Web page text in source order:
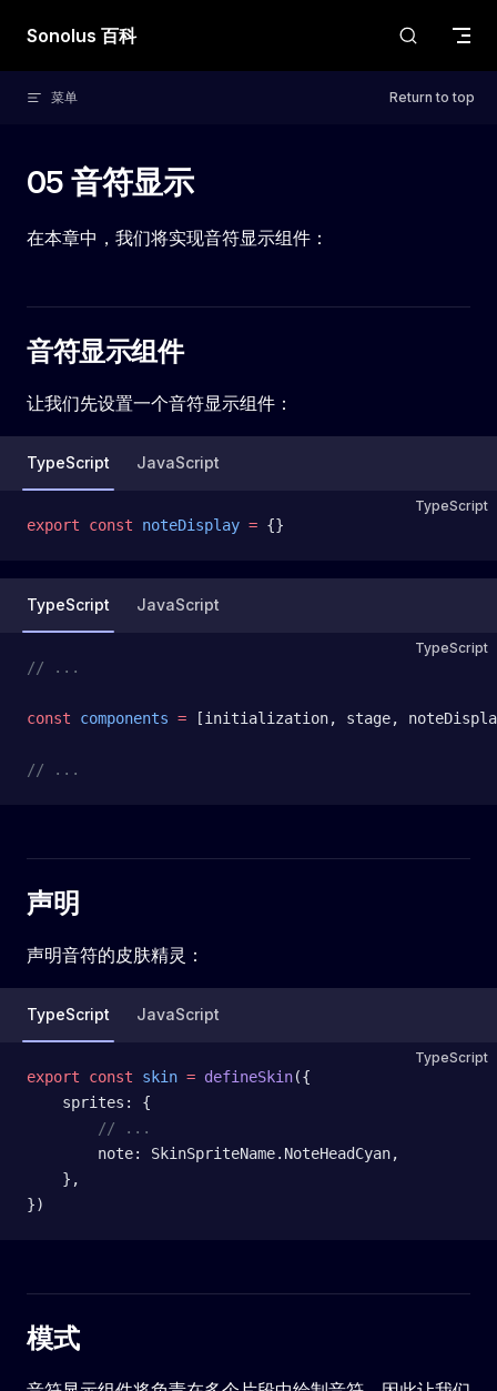
Skip to content
Sonolus 百科
菜单 Return to top
05 音符显示
在本章中，我们将实现音符显示组件：
音符显示组件
让我们先设置一个音符显示组件：
TypeScript JavaScript
TypeScript
export const noteDisplay = {}
TypeScript JavaScript
TypeScript
// ...
const components = [initialization, stage,
// ...
声明
声明音符的皮肤精灵：
TypeScript JavaScript
TypeScript
export const skin = defineSkin({
    sprites: {
        // ...
        note: SkinSpriteName.NoteHeadCyan,
    },
})
模式